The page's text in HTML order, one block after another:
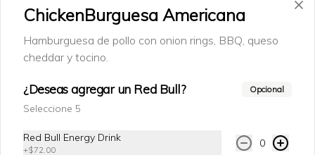
ChickenBurguesa Americana
Hamburguesa de pollo con onion rings, BBQ, queso
cheddar y tocino.
¿Deseas agregar un Red Bull? Opcional
Seleccione 5
Red Bull Energy Drink
+$72.00
0